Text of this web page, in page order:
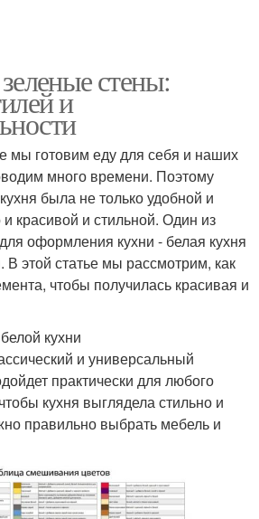
стены:
и
мы готовим еду для себя и наших
много времени. Поэтому
была не только удобной и
красивой и стильной. Один из
оформления кухни - белая кухня
этой статье мы рассмотрим, как
чтобы получилась красивая и
кухни
и универсальный
практически для любого
кухня выглядела стильно и
правильно выбрать мебель и